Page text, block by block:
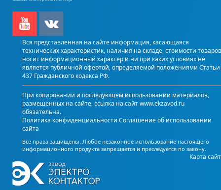
Вся представленная на сайте информация, касающаяся
технических характеристик, наличия на складе, стоимости
носит информационный характер и ни при каких условиях не
является публичной офертой, определяемой положениями Статьи
437 Гражданского кодекса РФ.
При копировании и последующем использовании материалов,
размещенных на сайте, ссылка на сайт www.ekzavod.ru
обязательна.
Политика конфиденциальности Соглашение об использовании
сайта
Все права защищены. Любое незаконное использование настоящего
информационного продукта запрещается и преследуется по закону.
Карта